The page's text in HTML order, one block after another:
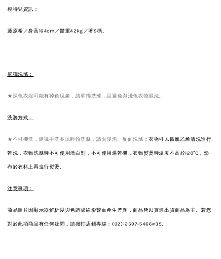
模特兒資訊：
藤原希／身高164cm／體重42kg／著S碼。
單獨洗滌：
★深色衣服可能有掉色現象，請單獨洗滌，且避免與淺色衣物混洗。
洗滌方式：
★不可機洗，建議手洗並以輕拍洗滌，請勿浸泡、反面洗滌 ；衣物可以四氯乙烯清洗進行
乾洗，衣物洗滌時不可使用漂白劑，不可使用烘乾機，衣物熨燙時溫度不高於120°C，墊
布於衣料上再進行熨燙。
注意事項：
商品圖片因顯示器解析度與色調成線影響而產生差異，商品皆以實際出貨商品為主。若您
對於此項商品有任何疑問，請撥打店鋪專線：(02)-2597-5466#35。